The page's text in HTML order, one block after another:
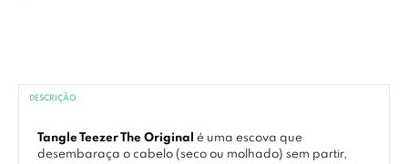
DESCRIÇÃO
Tangle Teezer The Original
é uma escova que
desembaraça o cabelo (seco ou molhado) sem partir,